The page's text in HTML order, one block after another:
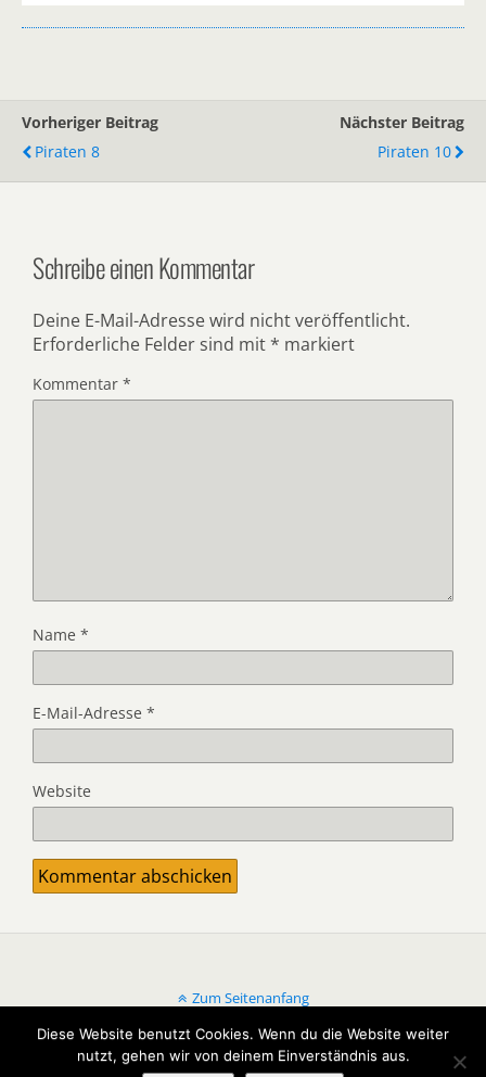
Vorheriger Beitrag
Piraten 8
Nächster Beitrag
Piraten 10
Schreibe einen Kommentar
Deine E-Mail-Adresse wird nicht veröffentlicht.
Erforderliche Felder sind mit * markiert
Kommentar *
Name *
E-Mail-Adresse *
Website
Zum Seitenanfang
Mobil Desktop
Diese Website benutzt Cookies. Wenn du die Website weiter
nutzt, gehen wir von deinem Einverständnis aus.